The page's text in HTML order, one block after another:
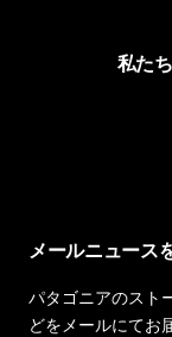
私た
メールニュース
パタゴニアのスト
どをメールにてお